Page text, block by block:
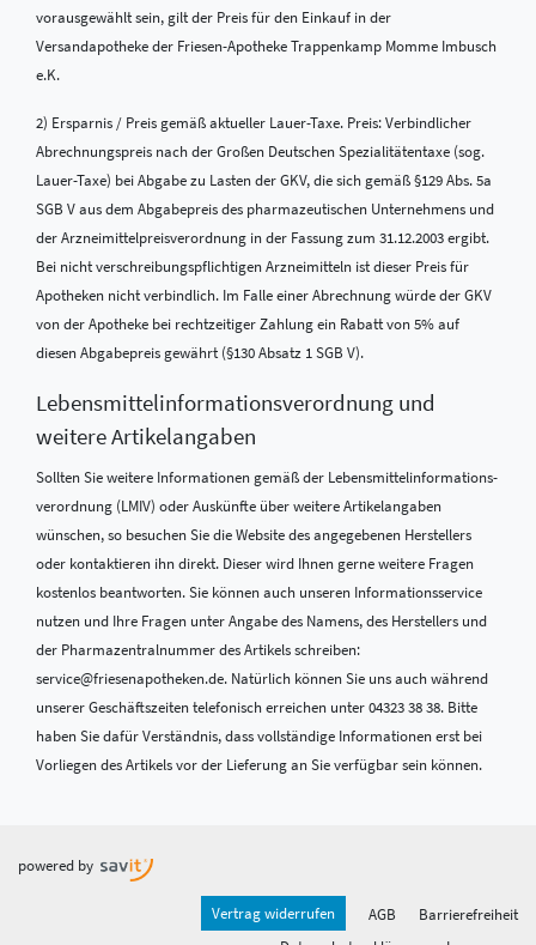
vorausgewählt sein, gilt der Preis für den Einkauf in der
Versandapotheke der Friesen-Apotheke Trappenkamp Momme Imbusch
e.K.
2) Ersparnis / Preis gemäß aktueller Lauer-Taxe. Preis: Verbindlicher
Abrechnungspreis nach der Großen Deutschen Spezialitätentaxe (sog.
Lauer-Taxe) bei Abgabe zu Lasten der GKV, die sich gemäß §129 Abs. 5a
SGB V aus dem Abgabepreis des pharmazeutischen Unternehmens und
der Arzneimittelpreisverordnung in der Fassung zum 31.12.2003 ergibt.
Bei nicht verschreibungspflichtigen Arzneimitteln ist dieser Preis für
Apotheken nicht verbindlich. Im Falle einer Abrechnung würde der GKV
von der Apotheke bei rechtzeitiger Zahlung ein Rabatt von 5% auf
diesen Abgabepreis gewährt (§130 Absatz 1 SGB V).
Lebensmittel­informations­verordnung und
weitere Artikelangaben
Sollten Sie weitere Informationen gemäß der Lebensmittel­informations­
verordnung (LMIV) oder Auskünfte über weitere Artikelangaben
wünschen, so besuchen Sie die Website des angegebenen Herstellers
oder kontaktieren ihn direkt. Dieser wird Ihnen gerne weitere Fragen
kostenlos beantworten. Sie können auch unseren Informationsservice
nutzen und Ihre Fragen unter Angabe des Namens, des Herstellers und
der Pharmazentralnummer des Artikels schreiben:
service@friesenapotheken.de. Natürlich können Sie uns auch während
unserer Geschäftszeiten telefonisch erreichen unter 04323 38 38. Bitte
haben Sie dafür Verständnis, dass vollständige Informationen erst bei
Vorliegen des Artikels vor der Lieferung an Sie verfügbar sein können.
powered by
Vertrag widerrufen AGB
Barrierefreiheit